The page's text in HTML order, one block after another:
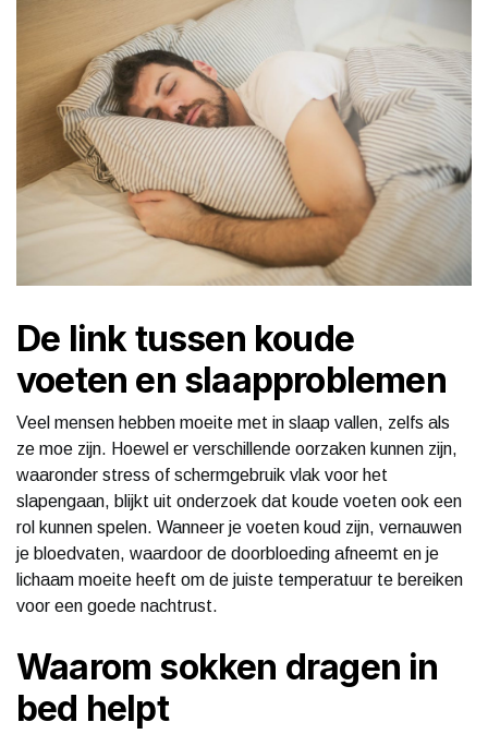
De link tussen koude
voeten en slaapproblemen
Veel mensen hebben moeite met in slaap vallen, zelfs als
ze moe zijn. Hoewel er verschillende oorzaken kunnen zijn,
waaronder stress of schermgebruik vlak voor het
slapengaan, blijkt uit onderzoek dat koude voeten ook een
rol kunnen spelen. Wanneer je voeten koud zijn, vernauwen
je bloedvaten, waardoor de doorbloeding afneemt en je
lichaam moeite heeft om de juiste temperatuur te bereiken
voor een goede nachtrust.
Waarom sokken dragen in
bed helpt